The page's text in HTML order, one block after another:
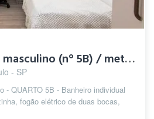
Quarto individual masculino (n° 5B) / metrô Santa Cruz
- SP
- QUARTO 5B - Banheiro individual
fogão elétrico de duas bocas,